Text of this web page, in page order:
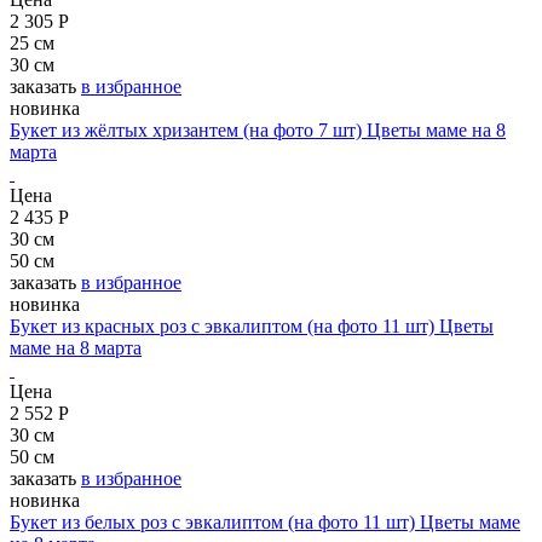
2 305 Р
25 см
30 см
заказать в избранное
новинка
Букет из жёлтых хризантем (на фото 7 шт) Цветы маме на 8
марта
Цена
2 435 Р
30 см
50 см
заказать в избранное
новинка
Букет из красных роз с эвкалиптом (на фото 11 шт) Цветы
маме на 8 марта
Цена
2 552 Р
30 см
50 см
заказать в избранное
новинка
Букет из белых роз с эвкалиптом (на фото 11 шт) Цветы маме
признание и благодарность. Выбирая букет роз в подарок,
помните об их тайном значении! Расскажите о своих чувствах
без слов!
Какой цвет роз что означает
При всём многообразии и богатстве выбора цветов на
флористическом рынке, розы были и остаются наиболее
востребованными цветами. Огромный выбор оттенков этих
прекрасных цветов заставляет задуматься о том, какой цвет роз
что означает и какой из них выбрать? Красные розы – символ
любви, страсти и восхищения. Такой букет сможет рассказать об
искренности ваших чувств. Также красные розы дарят в знак
уважения и почтения. Бордовые розы – еще более выраженный
символ страсти и притяжения. Белые розы – один из главных
символов чистоты и нежности. Они символизируют верную и
крепкую любовь, восхищение, симпатию. Желтые розы
символизируют искренние пожелания радости и счастья,
успехов и финансового благополучия. Оранжевые розы
считаются символом не простой любви, а пьянящей. Такой букет
способен выразить восхищение своей избранницей. Кремовый
цвет расскажет о вашем желании подарить заботу, а также
выразить своё очарование девушкой. Выбирая букет для
девушки, не забывайте о возможности рассказать о своих
чувствах. Пользуйтесь языком цветов, ведь это так прекрасно!